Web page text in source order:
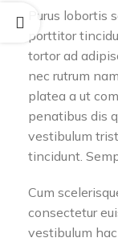
Purus
porttitor
tortor ad
nec rutrum
platea a ut
penatibus dis
vestibulum
tincidunt.
Cum
consectetur
vestibulum